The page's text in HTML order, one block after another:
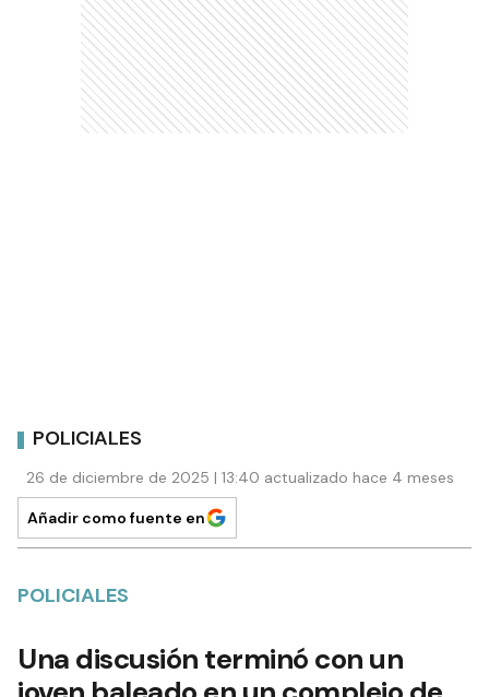
POLICIALES
26 de diciembre de 2025 | 13:40 actualizado hace 4 meses
Añadir como fuente en
POLICIALES
Una discusión terminó con un